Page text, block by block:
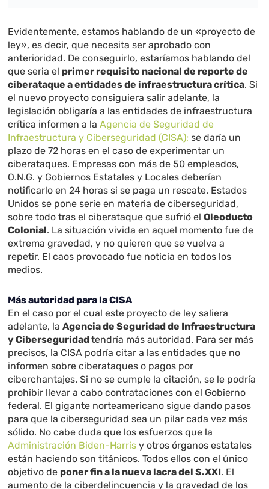
Evidentemente, estamos hablando de un «proyecto de
ley», es decir, que necesita ser aprobado con
anterioridad. De conseguirlo, estaríamos hablando del
que seria el primer requisito nacional de reporte de
ciberataque a entidades de infraestructura crítica. Si
el nuevo proyecto consiguiera salir adelante, la
legislación obligaría a las entidades de infraestructura
crítica informen a laAgencia de Seguridad de
Infraestructura y Ciberseguridad (CISA); se daría un
plazo de 72 horas en el caso de experimentar un
ciberataques. Empresas con más de 50 empleados,
O.N.G. y Gobiernos Estatales y Locales deberían
notificarlo en 24 horas si se paga un rescate. Estados
Unidos se pone serie en materia de ciberseguridad,
sobre todo tras el ciberataque que sufrió elOleoducto
Colonial. La situación vivida en aquel momento fue de
extrema gravedad, y no quieren que se vuelva a
repetir. El caos provocado fue noticia en todos los
medios.
Más autoridad para la CISA
En el caso por el cual este proyecto de ley saliera
adelante, laAgencia de Seguridad de Infraestructura
y Ciberseguridadtendría más autoridad. Para ser más
precisos, la CISA podría citar a las entidades que no
informen sobre ciberataques o pagos por
ciberchantajes. Si no se cumple la citación, se le podría
prohibir llevar a cabo contrataciones con el Gobierno
federal. El gigante norteamericano sigue dando pasos
para que la ciberseguridad sea un pilar cada vez más
sólido. No cabe duda que los esfuerzos que la
Administración Biden-Harris y otros órganos estatales
están haciendo son titánicos. Todos ellos con el único
objetivo de poner fin a la nueva lacra del S.XXI. El
aumento de la ciberdelincuencia y la gravedad de los